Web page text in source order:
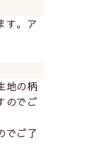
す。ア
地の柄
のでご
でご了